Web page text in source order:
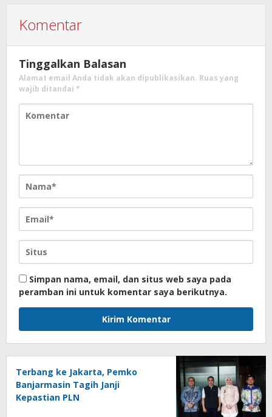
Komentar
Tinggalkan Balasan
Alamat email Anda tidak akan dipublikasikan. Ruas yang
wajib ditandai *
Simpan nama, email, dan situs web saya pada
peramban ini untuk komentar saya berikutnya.
Terbang ke Jakarta, Pemko
Banjarmasin Tagih Janji
Kepastian PLN